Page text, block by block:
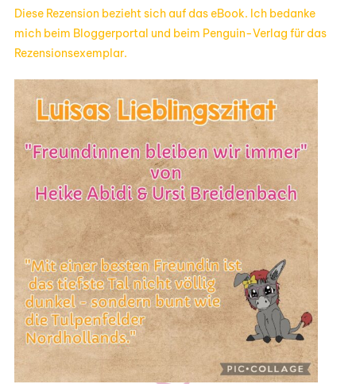
Ursi
Diese Rezension bezieht sich auf das eBook. Ich bedanke
mich beim Bloggerportal und beim Penguin-Verlag für das
Rezensionsexemplar.